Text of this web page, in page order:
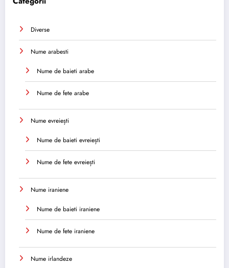
Diverse
Nume arabesti
Nume de baieti arabe
Nume de fete arabe
Nume evreiești
Nume de baieti evreiești
Nume de fete evreiești
Nume iraniene
Nume de baieti iraniene
Nume de fete iraniene
Nume irlandeze